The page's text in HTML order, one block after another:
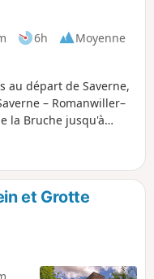
6h
Moyenne
au départ de Saverne,
– Romanwiller–
la Bruche jusqu'à
et Grotte